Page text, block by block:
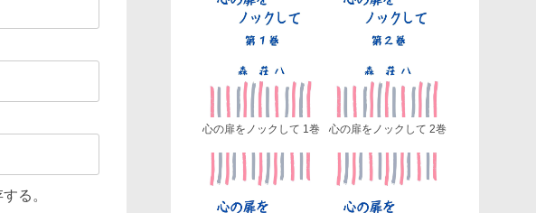
る。
心の扉をノックして 1巻 心の扉をノックして 2巻